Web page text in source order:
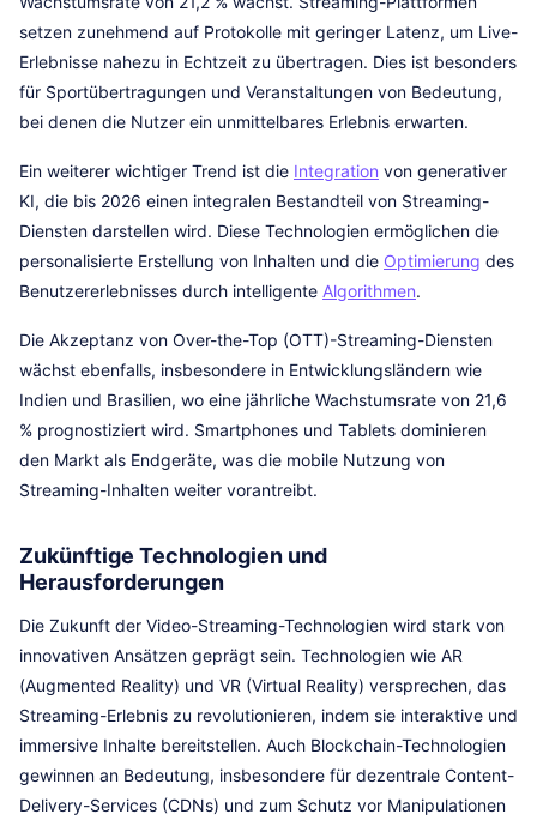
setzen zunehmend auf Protokolle mit geringer Latenz, um Live-
Erlebnisse nahezu in Echtzeit zu übertragen. Dies ist besonders
für Sportübertragungen und Veranstaltungen von Bedeutung,
bei denen die Nutzer ein unmittelbares Erlebnis erwarten.
Ein weiterer wichtiger Trend ist die Integration von generativer
KI, die bis 2026 einen integralen Bestandteil von Streaming-
Diensten darstellen wird. Diese Technologien ermöglichen die
personalisierte Erstellung von Inhalten und die Optimierung des
Benutzererlebnisses durch intelligente Algorithmen.
Die Akzeptanz von Over-the-Top (OTT)-Streaming-Diensten
wächst ebenfalls, insbesondere in Entwicklungsländern wie
Indien und Brasilien, wo eine jährliche Wachstumsrate von 21,6
% prognostiziert wird. Smartphones und Tablets dominieren
den Markt als Endgeräte, was die mobile Nutzung von
Streaming-Inhalten weiter vorantreibt.
Zukünftige Technologien und
Herausforderungen
Die Zukunft der Video-Streaming-Technologien wird stark von
innovativen Ansätzen geprägt sein. Technologien wie AR
(Augmented Reality) und VR (Virtual Reality) versprechen, das
Streaming-Erlebnis zu revolutionieren, indem sie interaktive und
immersive Inhalte bereitstellen. Auch Blockchain-Technologien
gewinnen an Bedeutung, insbesondere für dezentrale Content-
Delivery-Services (CDNs) und zum Schutz vor Manipulationen